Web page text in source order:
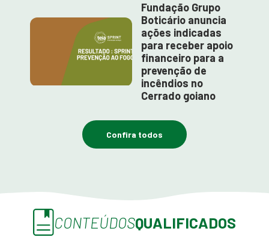
Fundação Grupo
Boticário anuncia
ações indicadas
para receber apoio
financeiro para a
prevenção de
incêndios no
Cerrado goiano
Confira todos
CONTEÚDOSQUALIFICADOS